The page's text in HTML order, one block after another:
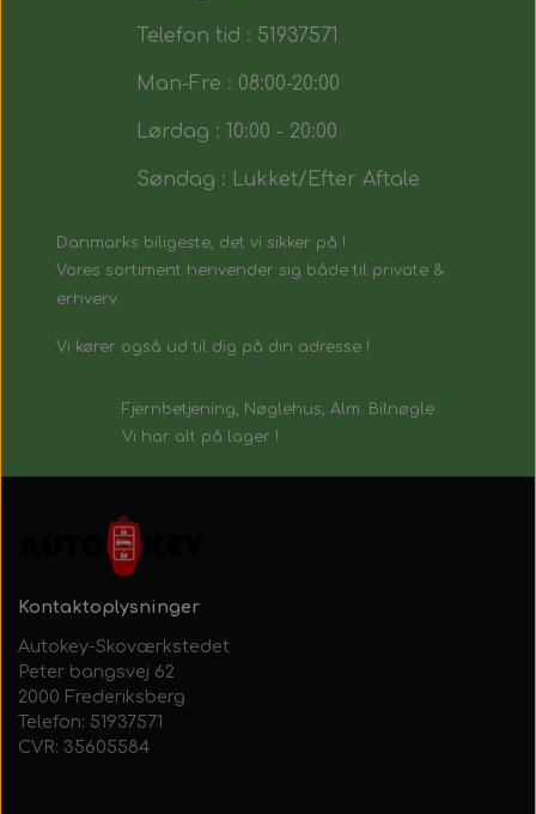
Telefon tid : 51937571
Man-Fre : 08:00-20:00
Lørdag : 10:00 - 20:00
Søndag : Lukket/Efter Aftale
Danmarks biligeste, det vi sikker på !
Vores sortiment henvender sig både til private &
erhverv.
Vi kører også ud til dig på din adresse !
Fjernbetjening, Nøglehus, Alm. Bilnøgle
Vi har alt på lager !
Kontaktoplysninger
Autokey-Skoværkstedet
Peter bangsvej 62
2000 Frederiksberg
Telefon: 51937571
CVR: 35605584